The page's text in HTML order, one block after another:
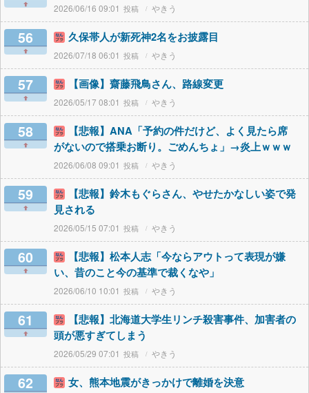
2026/06/16 09:01 やきう
56 久保帯人が新死神2名をお披露目
2026/07/18 06:01 やきう
57 【画像】齋藤飛鳥さん、路線変更
2026/05/17 08:01 やきう
58
【悲報】ANA「予約の件だけど、よく見たら席
がないので搭乗お断り。ごめんちょ」→炎上ｗｗｗ
2026/06/08 09:01 やきう
59
【悲報】鈴木もぐらさん、やせたかなしい姿で発
見される
2026/05/15 07:01 やきう
60
【悲報】松本人志「今ならアウトって表現が嫌
い、昔のこと今の基準で裁くなや」
2026/06/10 10:01 やきう
61
【悲報】北海道大学生リンチ殺害事件、加害者の
頭が悪すぎてしまう
2026/05/29 07:01 やきう
62 女、熊本地震がきっかけで離婚を決意